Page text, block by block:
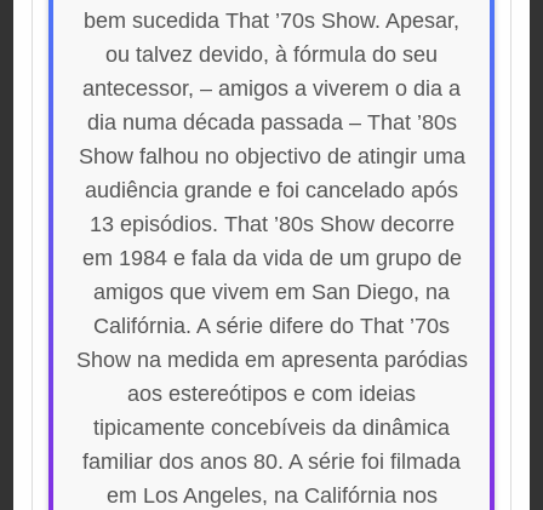
bem sucedida That ’70s Show. Apesar,
ou talvez devido, à fórmula do seu
antecessor, – amigos a viverem o dia a
dia numa década passada – That ’80s
Show falhou no objectivo de atingir uma
audiência grande e foi cancelado após
13 episódios. That ’80s Show decorre
em 1984 e fala da vida de um grupo de
amigos que vivem em San Diego, na
Califórnia. A série difere do That ’70s
Show na medida em apresenta paródias
aos estereótipos e com ideias
tipicamente concebíveis da dinâmica
familiar dos anos 80. A série foi filmada
em Los Angeles, na Califórnia nos